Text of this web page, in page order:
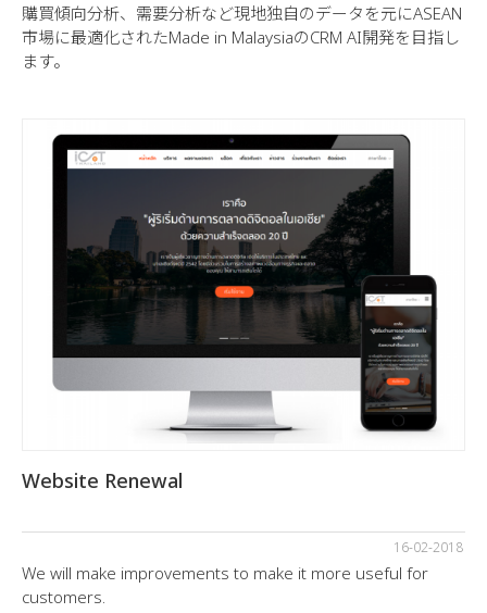
購買傾向分析、需要分析など現地独自のデータを元にASEAN
市場に最適化されたMade in MalaysiaのCRM AI開発を目指し
ます。
Website Renewal
16-02-2018
We will make improvements to make it more useful for
customers.